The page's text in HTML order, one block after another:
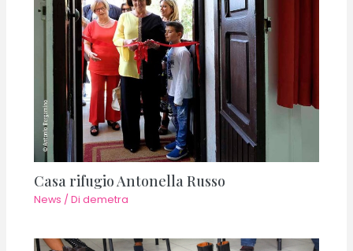
Casa rifugio Antonella Russo
News / Di demetra